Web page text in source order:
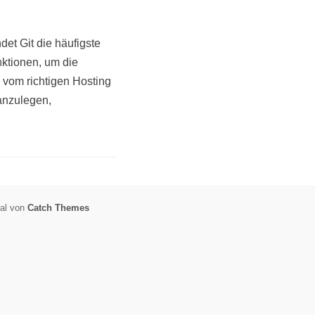
Git die häufigste
um die
richtigen Hosting
von Catch Themes